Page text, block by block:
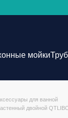
мойки
для ванной
двойной